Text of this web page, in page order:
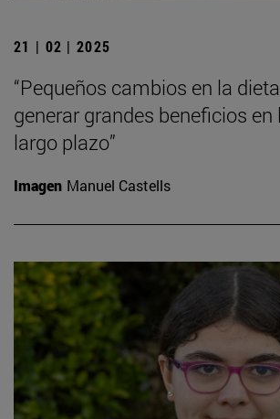
21 | 02 | 2025
“Pequeños cambios en la
generar grandes beneficios en
largo plazo”
Imagen Manuel Castells